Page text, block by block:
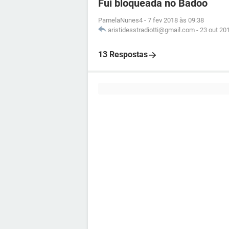
Fui bloqueada no Badoo
PamelaNunes4 - 7 fev 2018 às 09:38
aristidesstradiotti@gmail.com - 23 out
13 Respostas